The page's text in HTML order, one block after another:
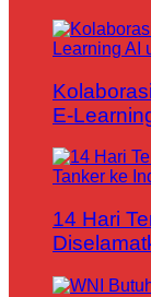
E-
14 Hari